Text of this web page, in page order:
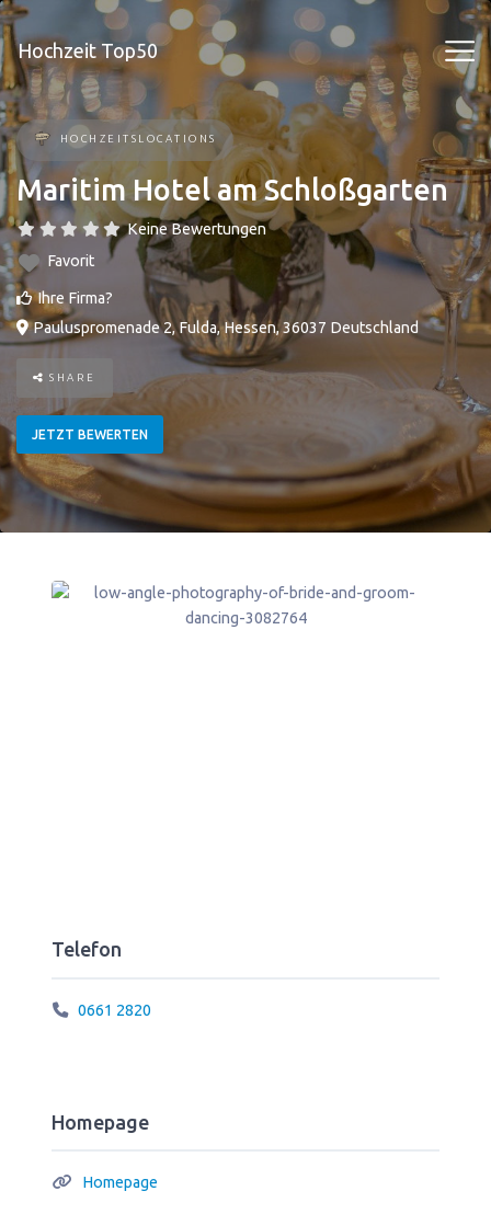
Hochzeit Top50
HOCHZEITSLOCATIONS
Maritim Hotel am Schloßgarten
Keine Bewertungen
Favorit
Ihre Firma?
Pauluspromenade 2,Fulda,Hessen,36037 Deutschland
SHARE
JETZT BEWERTEN
Telefon
0661 2820
Homepage
Homepage